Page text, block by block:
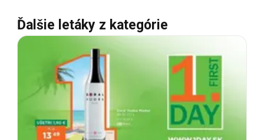
Ďalšie letáky z kategórie